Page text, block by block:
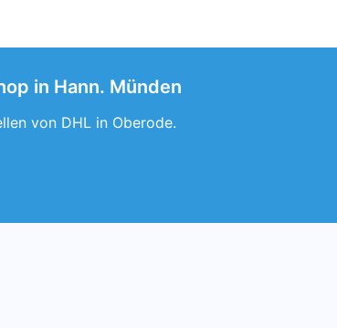
in Hann. Münden
von DHL in Oberode.